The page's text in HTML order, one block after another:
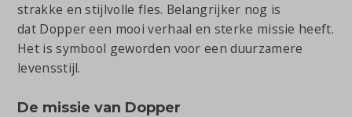
strakke en stijlvolle fles. Belangrijker nog is
dat Dopper een mooi verhaal en sterke missie heeft.
Het is symbool geworden voor een duurzamere
levensstijl.
De missie van Dopper